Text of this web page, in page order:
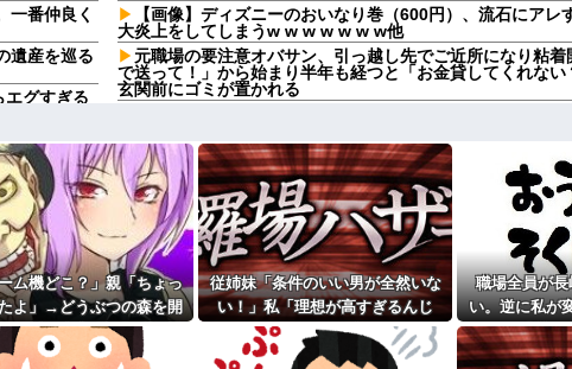
一番仲良く
遺産を巡る
グすぎる
同じ名前
開いた瞬
す←コレは
？？？？？
目一杯詰ま
【画像】ディズニーのおいなり巻（600円）、流石にアレ
大炎上をしてしまうw w w w w w w他
元職場の要注意オバサン、引っ越し先でご近所になり粘着
で送って！」から始まり半年も経つと「お金貸してくれない
玄関前にゴミが置かれる
玄関前にゴミが置かれる
お盆になると旦那の祖父母宅に５泊くらいさせられる。旦
いいよ」って言うんだけどトメに誘われると断れなくなって
嫁「最近さ、家事に気持ちがこもってないよね」俺「ちゃ
ろ」→分担していたはずの家事を巡って夫婦で揉めること
【驚愕】サークルで付き合った男が既婚者だった！しかも
来たんだがｗｗｗｗ
引越して一週間経った頃、隣の奥さんから「掃除機の音
があった。静かに暮らしていたはずなのに、原因を探ると
転校生と仲良くなってその子の家に遊びに行ったら私が
真があった
ム機どこ？」親「ちょっ
よ」→どうぶつの森を開
、村が大変なことになっ
ていて…
従姉妹「条件のいい男が全然いな
い！」私「理想が高すぎるんじ
ゃ…？」→婚活の愚痴を聞き続け
た結果…
職場全員が
い。逆に私が
一般常識